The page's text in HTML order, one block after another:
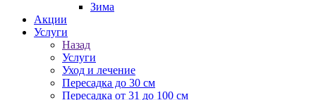
Зима
Акции
Услуги
Назад
Услуги
Уход и лечение
Пересадка до 30 см
Пересадка от 31 до 100 см